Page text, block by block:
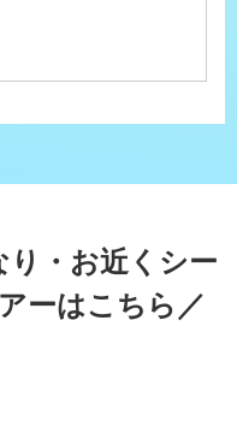
り・お近くシー
ーはこちら